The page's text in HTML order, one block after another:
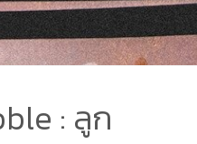
: ลูก